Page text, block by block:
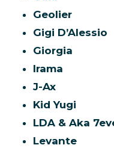
Geolier
Gigi D’Alessio
Giorgia
Irama
J-Ax
Kid Yugi
LDA & Aka
Levante